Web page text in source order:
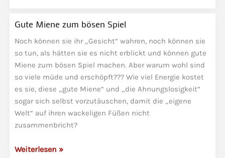
Selbstreflektion
Gute Miene zum bösen Spiel
Noch können sie ihr „Gesicht“ wahren, noch können sie
so tun, als hätten sie es nicht erblickt und können gute
Miene zum bösen Spiel machen. Aber warum wohl sind
so viele müde und erschöpft??? Wie viel Energie kostet
es sie, diese „gute Miene“ und „die Ahnungslosigkeit“
sogar sich selbst vorzutäuschen, damit die „eigene
Welt“ auf ihren wackeligen Füßen nicht
zusammenbricht?
Gute
Weiterlesen »